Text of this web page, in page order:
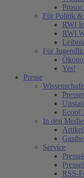
Für Politik
RWI
RWI
Für
Yes!
Presse
In den
Artikel
Service
RSS-